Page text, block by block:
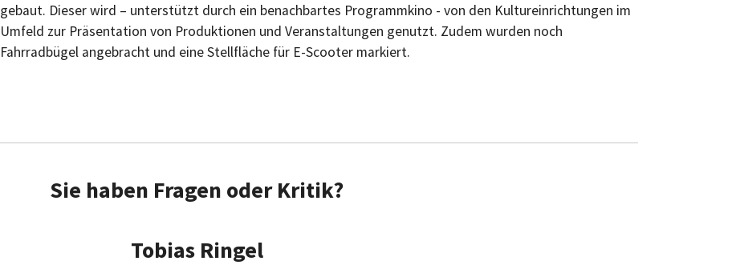
gebaut. Dieser wird – unterstützt durch ein benachbartes Programmkino - von den Kultureinrichtungen im
Umfeld zur Präsentation von Produktionen und Veranstaltungen genutzt. Zudem wurden noch
Fahrradbügel angebracht und eine Stellfläche für E-Scooter markiert.
Sie haben Fragen oder Kritik?
Tobias Ringel